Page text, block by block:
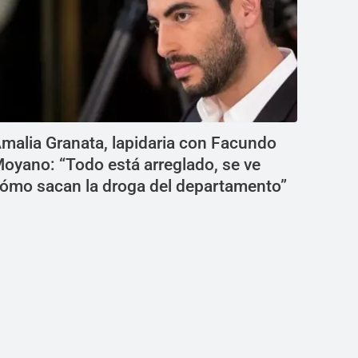
Granata, lapidaria con Facundo
“Todo está arreglado, se ve
sacan la droga del departamento”